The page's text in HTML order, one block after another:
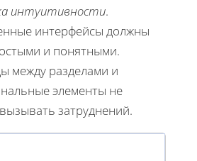
интуитивности.
интерфейсы должны
и понятными.
между разделами и
элементы не
затруднений.